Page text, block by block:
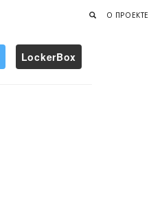
О ПРОЕКТЕ
LockerBox